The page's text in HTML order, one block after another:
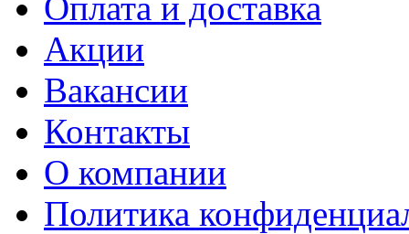
Акции
Вакансии
Контакты
О компании
Политика